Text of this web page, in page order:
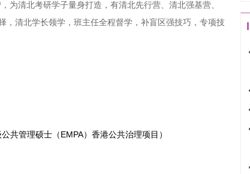
为清北考研学子量身打造，有清北先行营、清北强基营、
清北学长领学，班主任全程督学，补盲区强技巧，专项技
共管理硕士（EMPA）香港公共治理项目）